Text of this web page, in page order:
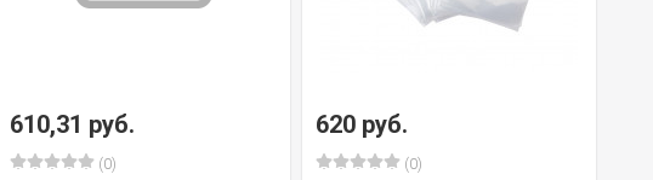
610,31 руб.
(0)
620 руб.
(0)